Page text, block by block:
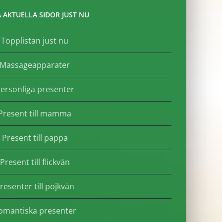
AKTUELLA SIDOR JUST NU
Topplistan just nu
Massageapparater
presenter
till mamma
Present till pappa
Present till flickvän
till pojkvän
presenter